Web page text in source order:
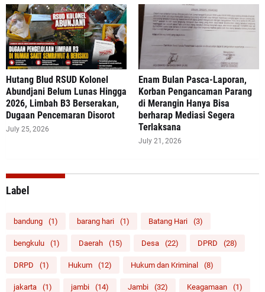
‎Hutang Blud RSUD Kolonel
Abundjani Belum Lunas Hingga
2026, Limbah B3 Berserakan,
Dugaan Pencemaran Disorot
July 25, 2026
Enam Bulan Pasca-Laporan,
Korban Pengancaman Parang
di Merangin Hanya Bisa
berharap Mediasi Segera
Terlaksana
July 21, 2026
Label
bandung (1) barang hari (1) Batang Hari (3)
bengkulu (1) Daerah (15) Desa (22) DPRD (28)
DRPD (1) Hukum (12) Hukum dan Kriminal (8)
jakarta (1) jambi (14) Jambi (32) Keagamaan (1)